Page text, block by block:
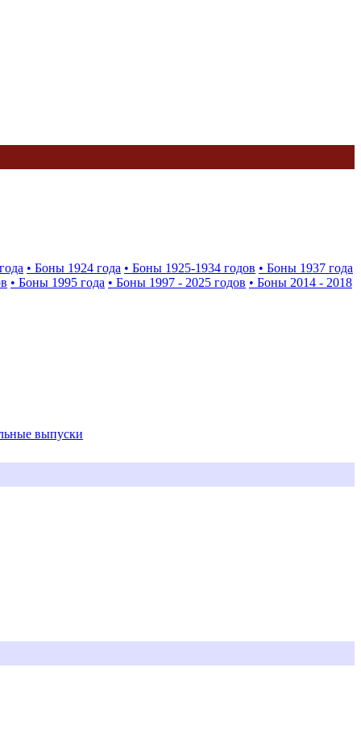
• Боны 1924 года • Боны 1925-1934 годов • Боны 1937 года
• Боны 1995 года • Боны 1997 - 2025 годов • Боны 2014 - 2018
выпуски